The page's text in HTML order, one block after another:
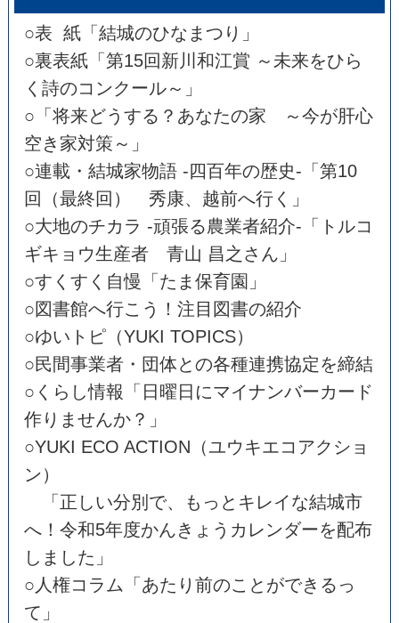
○表 紙「結城のひなまつり」
○裏表紙「第15回新川和江賞 ～未来をひら
く詩のコンクール～」
○「将来どうする？あなたの家 ～今が肝心
空き家対策～」
○連載・結城家物語 -四百年の歴史-「第10
回（最終回） 秀康、越前へ行く」
○大地のチカラ -頑張る農業者紹介-「トルコ
ギキョウ生産者 青山 昌之さん」
○すくすく自慢「たま保育園」
○図書館へ行こう！注目図書の紹介
○ゆいトピ（YUKI TOPICS）
○民間事業者・団体との各種連携協定を締結
○くらし情報「日曜日にマイナンバーカード
作りませんか？」
○YUKI ECO ACTION（ユウキエコアクショ
ン）
「正しい分別で、もっとキレイな結城市
へ！令和5年度かんきょうカレンダーを配布
しました」
○人権コラム「あたり前のことができるっ
て」